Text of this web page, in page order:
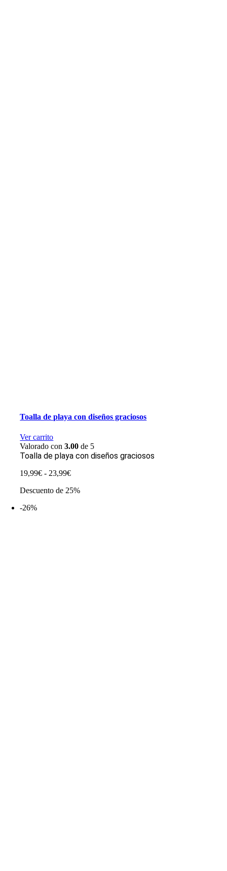
Toalla de playa con diseños graciosos
Ver carrito
Valorado con3.00 de 5
Toalla de playa con diseños graciosos
19,99€ - 23,99€Rango
precios:
Descuento de 25%
-26%